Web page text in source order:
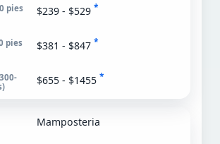
$239 - $529 *
$381 - $847 *
$655 - $1455 *
Mamposteria